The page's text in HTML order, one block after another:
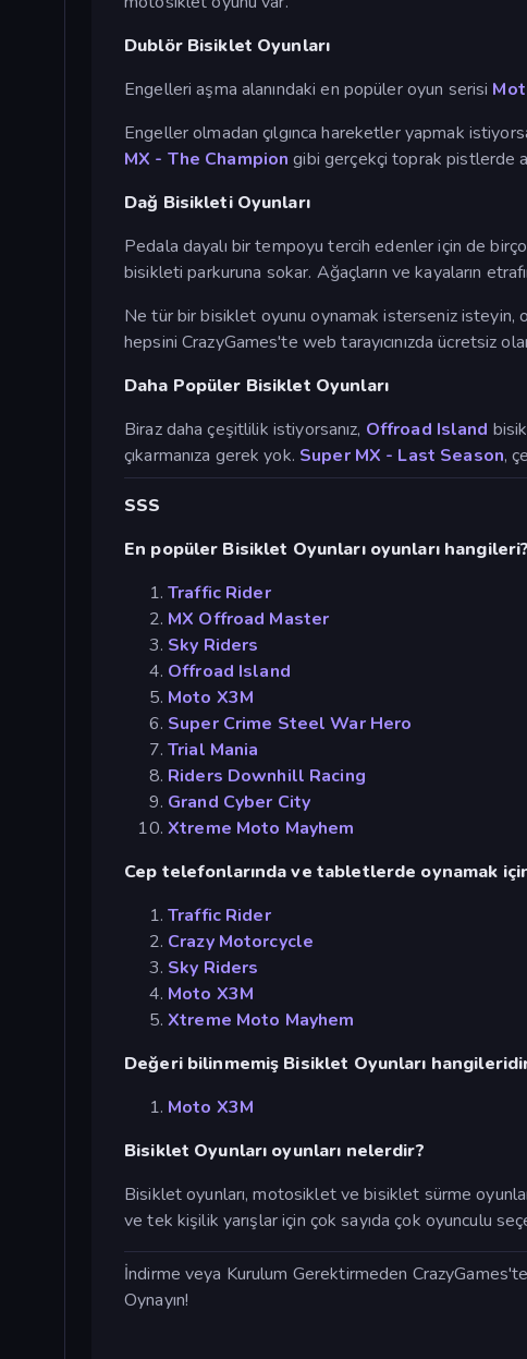
Dublör Bisiklet Oyunları
Engelleri aşma alanındaki en popüler oyun serisi
Engeller olmadan çılgınca hareketler yapmak
MX - The Champion gibi gerçekçi toprak pistlerde
Dağ Bisikleti Oyunları
Pedala dayalı bir tempoyu tercih edenler için de
bisikleti parkuruna sokar. Ağaçların ve kayaların
Ne tür bir bisiklet oyunu oynamak isterseniz isteyin,
hepsini CrazyGames'te web tarayıcınızda ücretsiz
Daha Popüler Bisiklet Oyunları
Biraz daha çeşitlilik istiyorsanız, Offroad Island
çıkarmanıza gerek yok. Super MX - Last Season,
SSS
En popüler Bisiklet Oyunları oyunları hangileri?
Traffic Rider
MX Offroad Master
Sky Riders
Offroad Island
Moto X3M
Super Crime Steel War Hero
Trial Mania
Riders Downhill Racing
Grand Cyber City
Xtreme Moto Mayhem
Cep telefonlarında ve tabletlerde oynamak
Traffic Rider
Crazy Motorcycle
Sky Riders
Moto X3M
Xtreme Moto Mayhem
Değeri bilinmemiş Bisiklet Oyunları
Moto X3M
Bisiklet Oyunları oyunları nelerdir?
Bisiklet oyunları, motosiklet ve bisiklet sürme
ve tek kişilik yarışlar için çok sayıda çok oyunculu
İndirme veya Kurulum Gerektirmeden
Oynayın!